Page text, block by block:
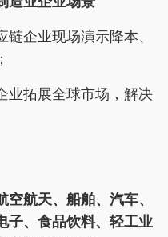
企业现场演示降本、
业拓展全球市场，解决
航天、船舶、汽车、
子、食品饮料、轻工业